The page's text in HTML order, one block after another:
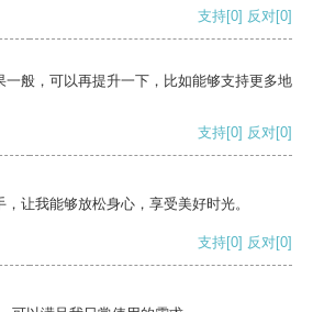
支持[0] 反对[0]
一般，可以再提升一下，比如能够支持更多地
支持[0] 反对[0]
让我能够放松身心，享受美好时光。
支持[0] 反对[0]